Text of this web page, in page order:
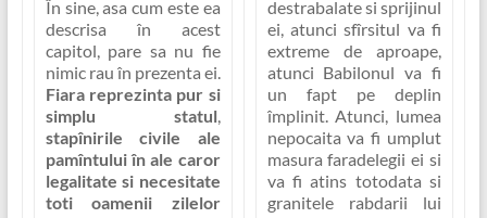
În sine, asa cum este ea
descrisa în acest
capitol, pare sa nu fie
nimic rau în prezenta ei.
Fiara reprezinta pur si
simplu statul,
stapînirile civile ale
pamîntului în ale caror
legalitate si necesitate
toti oamenii zilelor
destrabalate si sprijinul
ei, atunci sfîrsitul va fi
extreme de aproape,
atunci Babilonul va fi
un fapt pe deplin
împlinit. Atunci, lumea
nepocaita va fi umplut
masura faradelegii ei si
va fi atins totodata si
granitele rabdarii lui